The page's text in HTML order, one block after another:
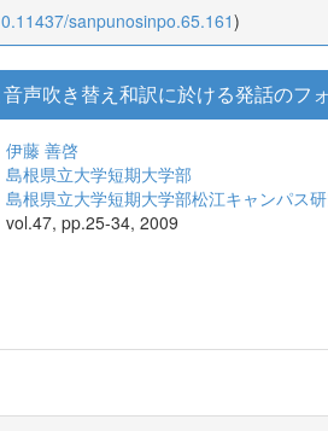
sanpunosinpo.65.161)
声吹き替え和訳に於ける発話のフ
伊藤 善啓
島根県立大学短期大学部
島根県立大学短期大学部松江キャンパス
vol.47, pp.25-34, 2009